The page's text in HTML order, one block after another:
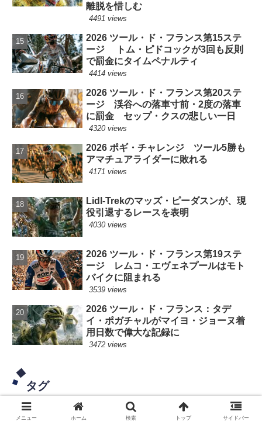
離脱を惜しむ
4491 views
2026 ツール・ド・フランス第15ステ
ージ トム・ピドコックが3回も反則
で罰金にタイムペナルティ
4414 views
2026 ツール・ド・フランス第20ステ
ージ 渓谷への落車寸前・2度の落車
に罰金 セップ・クスの悲しい一日
4320 views
2026 ポギ・チャレンジ ツール5勝も
アマチュアライダーに敗れる
4171 views
Lidl-Trekのマッズ・ピーダスンが、現
役引退するレースを表明
4030 views
2026 ツール・ド・フランス第19ステ
ージ レムコ・エヴェネプールはモト
バイクに阻まれる
3539 views
2026 ツール・ド・フランス：タデ
イ・ポガチャルがマイヨ・ジョーヌ着
用日数で偉大な記録に
3472 views
タグ
マチュー・ファンデルプール タデイ・ポガチャル
メニュー ホーム 検索 トップ サイドバー